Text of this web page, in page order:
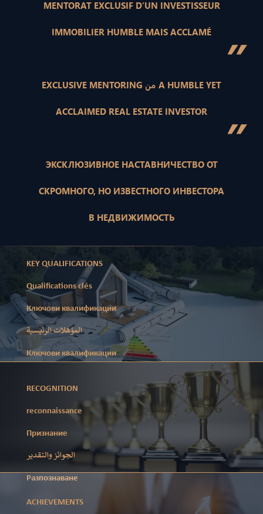
MENTORAT EXCLUSIF D’UN INVESTISSEUR
IMMOBILIER HUMBLE MAIS ACCLAMÉ ” EXCLUSIVE MENTORING من A HUMBLE YET
ACCLAIMED REAL ESTATE INVESTOR ”
ЭКСКЛЮЗИВНОЕ НАСТАВНИЧЕСТВО ОТ
СКРОМНОГО, НО ИЗВЕСТНОГО ИНВЕСТОРА
В НЕДВИЖИМОСТЬ
KEY QUALIFICATIONS
Qualifications clés
Ключови квалификации
المؤهلات الرئيسية
Ключови квалификации
RECOGNITION
reconnaissance
Признание
الجوائز والتقدير
Разпознаване
ACHIEVEMENTS